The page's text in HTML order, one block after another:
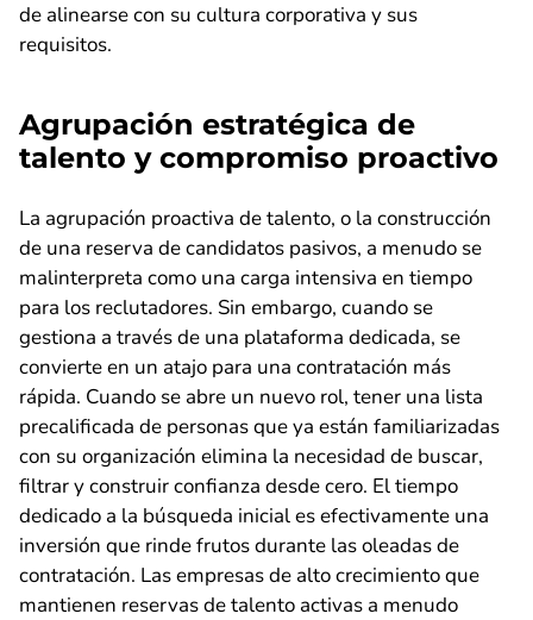
de alinearse con su cultura corporativa y sus
requisitos.
Agrupación estratégica de
talento y compromiso proactivo
La agrupación proactiva de talento, o la construcción
de una reserva de candidatos pasivos, a menudo se
malinterpreta como una carga intensiva en tiempo
para los reclutadores. Sin embargo, cuando se
gestiona a través de una plataforma dedicada, se
convierte en un atajo para una contratación más
rápida. Cuando se abre un nuevo rol, tener una lista
precalificada de personas que ya están familiarizadas
con su organización elimina la necesidad de buscar,
filtrar y construir confianza desde cero. El tiempo
dedicado a la búsqueda inicial es efectivamente una
inversión que rinde frutos durante las oleadas de
contratación. Las empresas de alto crecimiento que
mantienen reservas de talento activas a menudo